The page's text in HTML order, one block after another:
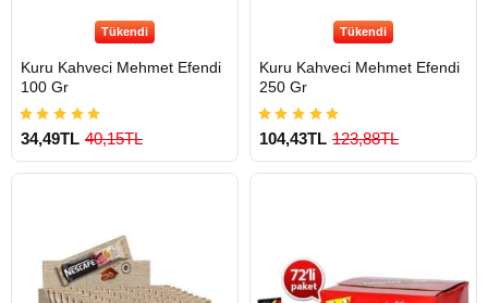
Tükendi
Kuru Kahveci Mehmet Efendi
100 Gr
34,49TL 40,15TL
Tükendi
Kuru Kahveci Mehmet Efendi
250 Gr
104,43TL 123,88TL